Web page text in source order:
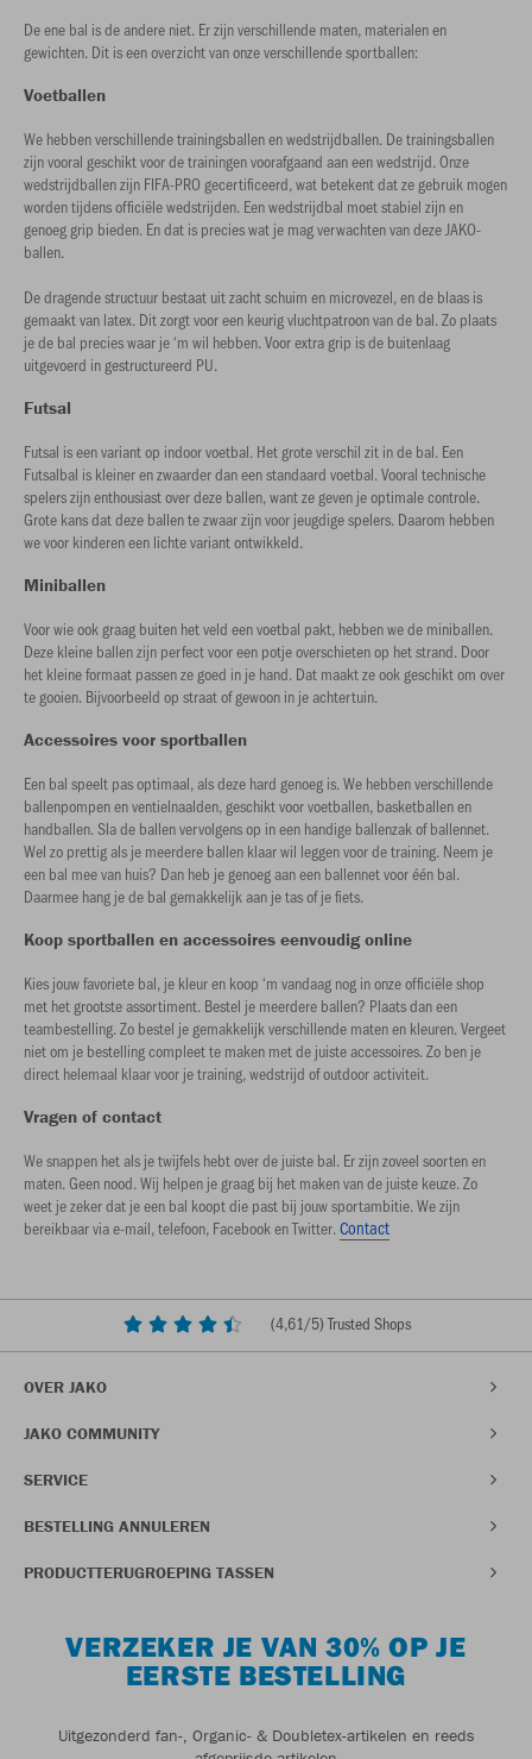
De ene bal is de andere niet. Er zijn verschillende maten, materialen en
gewichten. Dit is een overzicht van onze verschillende sportballen:
Voetballen
We hebben verschillende trainingsballen en wedstrijdballen. De trainingsballen
zijn vooral geschikt voor de trainingen voorafgaand aan een wedstrijd. Onze
wedstrijdballen zijn FIFA-PRO gecertificeerd, wat betekent dat ze gebruik mogen
worden tijdens officiële wedstrijden. Een wedstrijdbal moet stabiel zijn en
genoeg grip bieden. En dat is precies wat je mag verwachten van deze JAKO-
ballen.
De dragende structuur bestaat uit zacht schuim en microvezel, en de blaas is
gemaakt van latex. Dit zorgt voor een keurig vluchtpatroon van de bal. Zo plaats
je de bal precies waar je ‘m wil hebben. Voor extra grip is de buitenlaag
uitgevoerd in gestructureerd PU.
Futsal
Futsal is een variant op indoor voetbal. Het grote verschil zit in de bal. Een
Futsalbal is kleiner en zwaarder dan een standaard voetbal. Vooral technische
spelers zijn enthousiast over deze ballen, want ze geven je optimale controle.
Grote kans dat deze ballen te zwaar zijn voor jeugdige spelers. Daarom hebben
we voor kinderen een lichte variant ontwikkeld.
Miniballen
Voor wie ook graag buiten het veld een voetbal pakt, hebben we de miniballen.
Deze kleine ballen zijn perfect voor een potje overschieten op het strand. Door
het kleine formaat passen ze goed in je hand. Dat maakt ze ook geschikt om over
te gooien. Bijvoorbeeld op straat of gewoon in je achtertuin.
Accessoires voor sportballen
Een bal speelt pas optimaal, als deze hard genoeg is. We hebben verschillende
ballenpompen en ventielnaalden, geschikt voor voetballen, basketballen en
handballen. Sla de ballen vervolgens op in een handige ballenzak of ballennet.
Wel zo prettig als je meerdere ballen klaar wil leggen voor de training. Neem je
een bal mee van huis? Dan heb je genoeg aan een ballennet voor één bal.
Daarmee hang je de bal gemakkelijk aan je tas of je fiets.
Koop sportballen en accessoires eenvoudig online
Kies jouw favoriete bal, je kleur en koop ‘m vandaag nog in onze officiële shop
met het grootste assortiment. Bestel je meerdere ballen? Plaats dan een
teambestelling. Zo bestel je gemakkelijk verschillende maten en kleuren. Vergeet
niet om je bestelling compleet te maken met de juiste accessoires. Zo ben je
direct helemaal klaar voor je training, wedstrijd of outdoor activiteit.
Vragen of contact
We snappen het als je twijfels hebt over de juiste bal. Er zijn zoveel soorten en
maten. Geen nood. Wij helpen je graag bij het maken van de juiste keuze. Zo
weet je zeker dat je een bal koopt die past bij jouw sportambitie. We zijn
bereikbaar via e-mail, telefoon, Facebook en Twitter.Contact
(4,61/5) Trusted Shops
OVER JAKO
JAKO COMMUNITY
SERVICE
BESTELLING ANNULEREN
PRODUCTTERUGROEPING TASSEN
VERZEKER JE VAN 30% OP JE
EERSTE BESTELLING
Uitgezonderd fan-, Organic- & Doubletex-artikelen en reeds